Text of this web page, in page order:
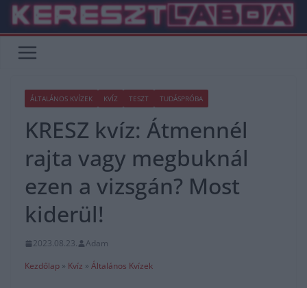
Skip
content
ÁLTALÁNOS KVÍZEK KVÍZ TESZT TUDÁSPRÓBA
KRESZ kvíz: Átmennél
rajta vagy megbuknál
ezen a vizsgán? Most
kiderül!
2023.08.23.
Adam
Kezdőlap » Kvíz » Általános Kvízek